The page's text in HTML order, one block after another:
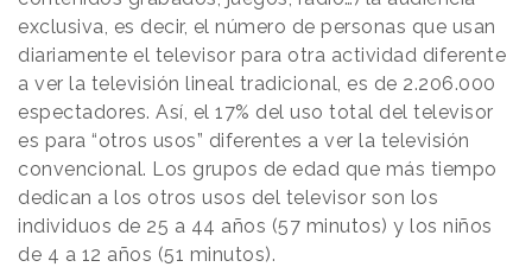
exclusiva, es decir, el número de personas que usan
diariamente el televisor para otra actividad diferente
a ver la televisión lineal tradicional, es de 2.206.000
espectadores. Así, el 17% del uso total del televisor
es para “otros usos” diferentes a ver la televisión
convencional. Los grupos de edad que más tiempo
dedican a los otros usos del televisor son los
individuos de 25 a 44 años (57 minutos) y los niños
de 4 a 12 años (51 minutos).